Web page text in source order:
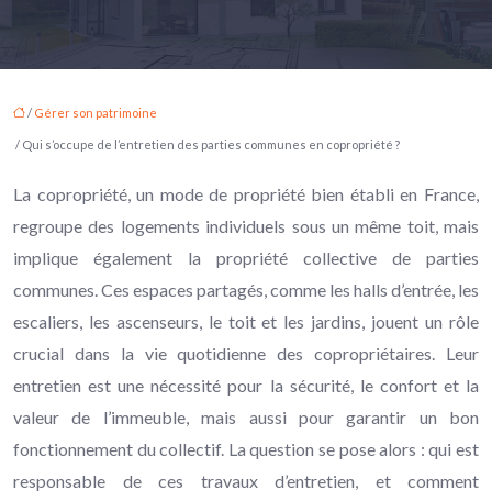
/ Gérer son patrimoine
/ Qui s’occupe de l’entretien des parties communes en copropriété ?
La copropriété, un mode de propriété bien établi en France,
regroupe des logements individuels sous un même toit, mais
implique également la propriété collective de parties
communes. Ces espaces partagés, comme les halls d’entrée, les
escaliers, les ascenseurs, le toit et les jardins, jouent un rôle
crucial dans la vie quotidienne des copropriétaires. Leur
entretien est une nécessité pour la sécurité, le confort et la
valeur de l’immeuble, mais aussi pour garantir un bon
fonctionnement du collectif. La question se pose alors : qui est
responsable de ces travaux d’entretien, et comment